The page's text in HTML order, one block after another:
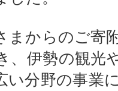
まからのご寄
、伊勢の観光
い分野の事業